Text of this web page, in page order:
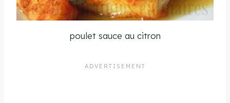
poulet sauce au citron